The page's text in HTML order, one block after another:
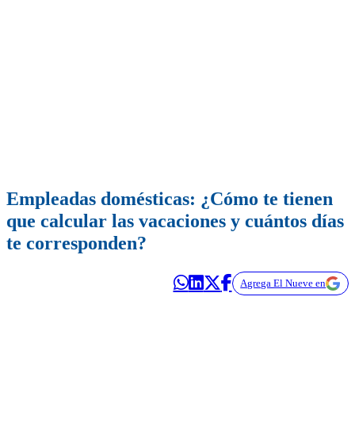
Empleadas domésticas: ¿Cómo te tienen
que calcular las vacaciones y cuántos días
te corresponden?
Agrega El Nueve en